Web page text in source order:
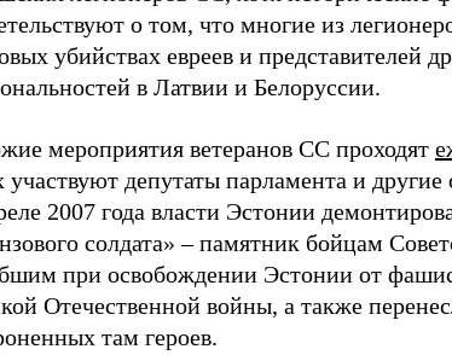
о том, что многие из
убийствах евреев и представителей
в Латвии и Белоруссии.
мероприятия ветеранов СС проходят
участвуют депутаты парламента и
2007 года власти Эстонии
солдата»–памятник бойцам
при освобождении Эстонии от
Отечественной войны, а также
там героев.